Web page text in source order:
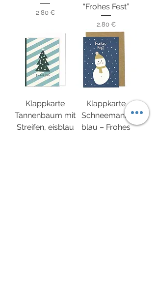
Preis
2,80 €
“Frohes Fest”
Preis
2,80 €
Klappkarte
Tannenbaum mit
Streifen, eisblau
Klappkarte
Schneemann,
blau – Frohes